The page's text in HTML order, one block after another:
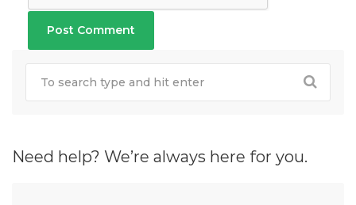
Need help? We’re always here for you.